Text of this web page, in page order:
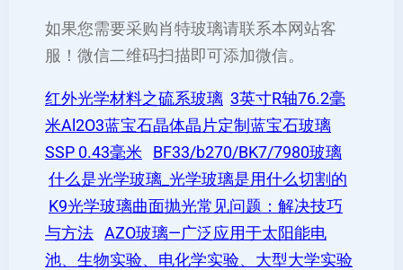
如果您需要采购肖特玻璃请联系本网站客
服！微信二维码扫描即可添加微信。
红外光学材料之硫系玻璃 3英寸R轴76.2毫
米Al2O3蓝宝石晶体晶片定制蓝宝石玻璃
SSP 0.43毫米
BF33/b270/BK7/7980玻璃
什么是光学玻璃_光学玻璃是用什么切割的
K9光学玻璃曲面抛光常见问题：解决技巧
与方法 AZO玻璃—广泛应用于太阳能电
池、生物实验、电化学实验、大型大学实验